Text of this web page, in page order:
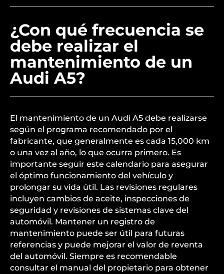
¿Con qué frecuencia se
debe realizar el
mantenimiento de un
Audi A5?
El mantenimiento de un Audi A5 debe realizarse
según el programa recomendado por el
fabricante, que generalmente es cada 15,000 km
o una vez al año, lo que ocurra primero. Es
importante seguir este calendario para asegurar
el óptimo funcionamiento del vehículo y
prolongar su vida útil. Las revisiones regulares
incluyen cambios de aceite, inspecciones de
seguridad y revisiones de sistemas clave del
automóvil. Mantener un registro de
mantenimiento puede ser útil para futuras
referencias y puede mejorar el valor de reventa
del automóvil. Siempre es recomendable
consultar el manual del propietario para obtener